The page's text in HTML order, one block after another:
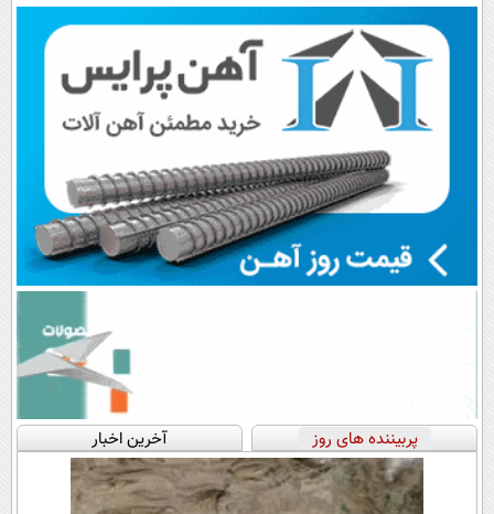
پرداخت قسطی
اقساطی😍
پربیننده های روز آخرین اخبار